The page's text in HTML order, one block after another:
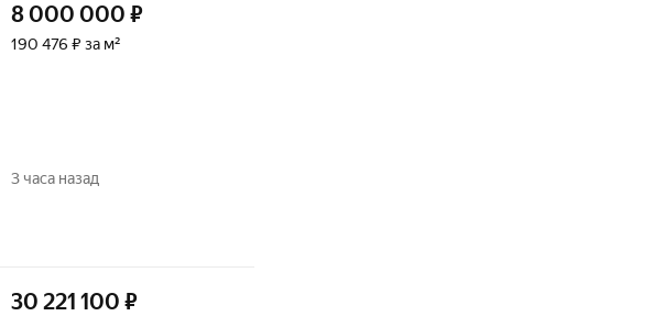
8 000 000 ₽
190 476 ₽ за м²
3 часа назад
30 221 100 ₽